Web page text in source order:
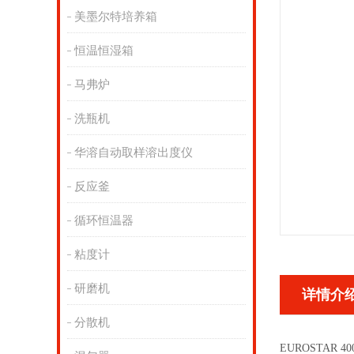
美墨尔特培养箱
恒温恒湿箱
马弗炉
洗瓶机
华溶自动取样溶出度仪
反应釜
循环恒温器
粘度计
研磨机
分散机
详情介
EUROSTAR